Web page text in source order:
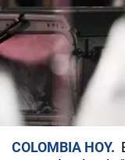
COLOMBIA HOY